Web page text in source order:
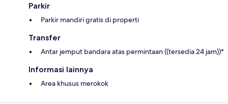
Parkir
Parkir mandiri gratis di properti
Transfer
Antar jemput bandara atas permintaan ((tersedia 24 jam))*
Informasi lainnya
Area khusus merokok